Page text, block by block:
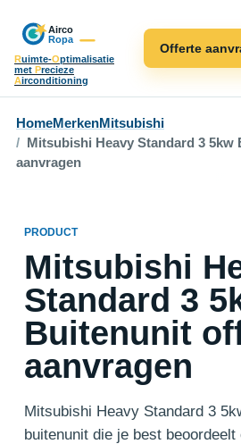
Ruimte-Optimalisatie
met Precieze
Airconditioning
Offerte
HomeMerkenMitsubishi
Mitsubishi Heavy Standard 3
aanvragen
PRODUCT
Mitsubishi
Standard 3
Buitenunit
aanvragen
Mitsubishi Heavy Standard 3
buitenunit die je best